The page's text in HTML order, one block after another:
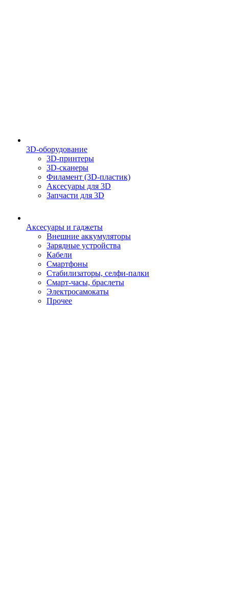
3D-оборудование
3D-принтеры
3D-сканеры
Филамент (3D-пластик)
Аксесуары для 3D
Запчасти для 3D
Аксесуары и гаджеты
Внешние аккумуляторы
Зарядные устройства
Кабели
Смартфоны
Стабилизаторы, селфи-палки
Смарт-часы, браслеты
Электросамокаты
Прочее